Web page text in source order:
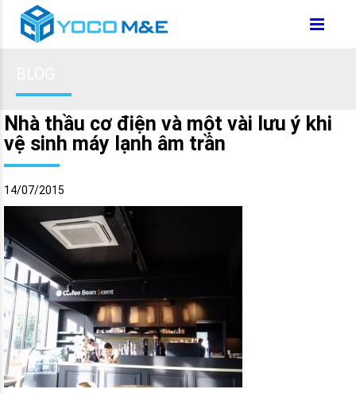
Nhà thầu cơ điện và một vài lưu ý khi
vệ sinh máy lạnh âm trần
14/07/2015